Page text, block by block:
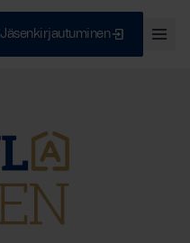
Jäsenkirjautuminen